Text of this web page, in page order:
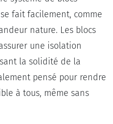
fait facilement, comme
nature. Les blocs
une isolation
la solidité de la
pensé pour rendre
à tous, même sans